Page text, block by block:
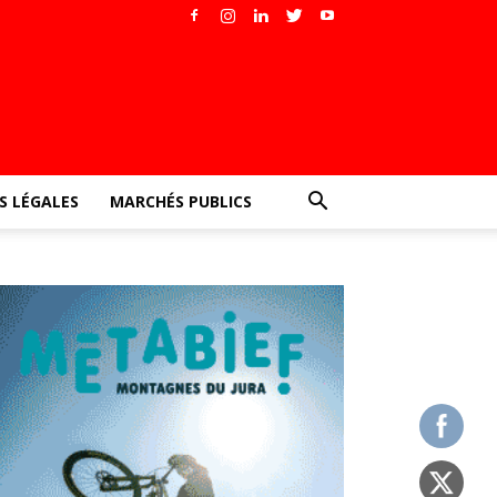
LÉGALES MARCHÉS PUBLICS